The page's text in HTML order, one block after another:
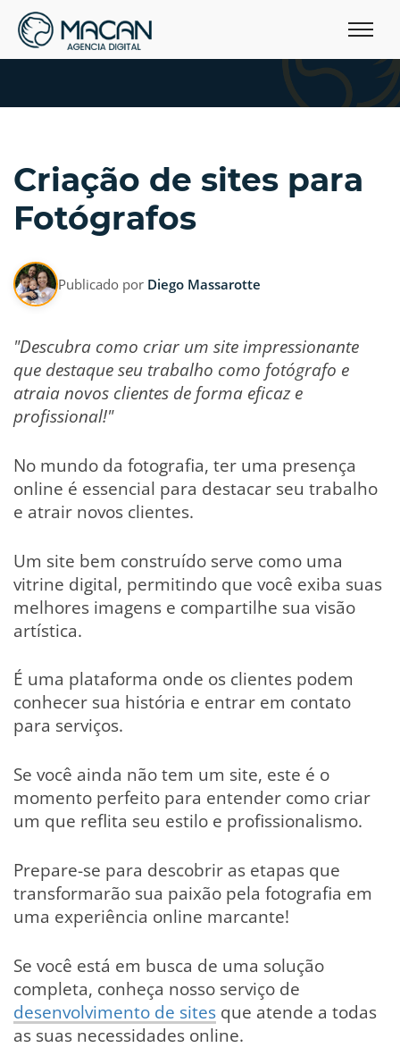
Criação de sites para
Fotógrafos
Publicado por Diego Massarotte
"Descubra como criar um site impressionante
que destaque seu trabalho como fotógrafo e
atraia novos clientes de forma eficaz e
profissional!"
No mundo da fotografia, ter uma presença
online é essencial para destacar seu trabalho
e atrair novos clientes.
Um site bem construído serve como uma
vitrine digital, permitindo que você exiba suas
melhores imagens e compartilhe sua visão
artística.
É uma plataforma onde os clientes podem
conhecer sua história e entrar em contato
para serviços.
Se você ainda não tem um site, este é o
momento perfeito para entender como criar
um que reflita seu estilo e profissionalismo.
Prepare-se para descobrir as etapas que
transformarão sua paixão pela fotografia em
uma experiência online marcante!
Se você está em busca de uma solução
completa, conheça nosso serviço de
desenvolvimento de sites que atende a todas
as suas necessidades online.